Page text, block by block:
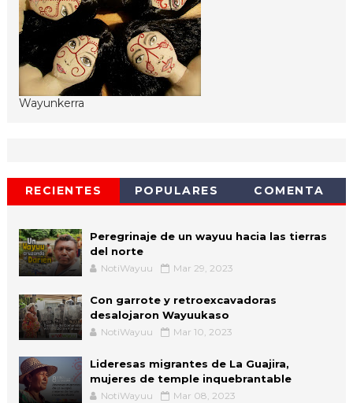
Wayunkerra
RECIENTES POPULARES COMENTA
Peregrinaje de un wayuu hacia las tierras
del norte
NotiWayuu Mar 29, 2023
Con garrote y retroexcavadoras
desalojaron Wayuukaso
NotiWayuu Mar 10, 2023
Lideresas migrantes de La Guajira,
mujeres de temple inquebrantable
NotiWayuu Mar 08, 2023